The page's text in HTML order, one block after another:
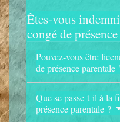
Êtes-vous
congé de
Pouvez-vous être
de présence parentale
Que se passe-t-il à la
présence parentale ?